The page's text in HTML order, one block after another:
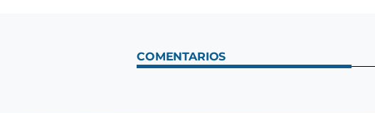
COMENTARIOS